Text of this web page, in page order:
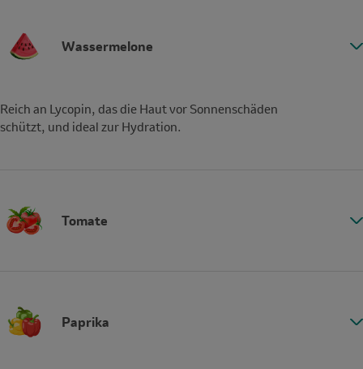
Wassermelone
Reich an Lycopin, das die Haut vor Sonnenschäden
schützt, und ideal zur Hydration.
Tomate
Paprika